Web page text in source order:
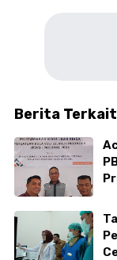
Berita Terkait